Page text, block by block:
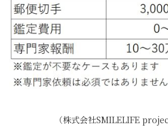
（株式会社SMILELIFE